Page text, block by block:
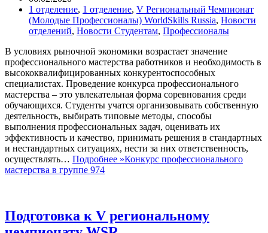
1 отделение, 1 отделение, V Региональный Чемпионат
(Молодые Профессионалы) WorldSkills Russia, Новости
отделений, Новости Студентам, Профессионалы
В условиях рыночной экономики возрастает значение
профессионального мастерства работников и необходимость в
высококвалифицированных конкурентоспособных
специалистах. Проведение конкурса профессионального
мастерства – это увлекательная форма соревнования среди
обучающихся. Студенты учатся организовывать собственную
деятельность, выбирать типовые методы, способы
выполнения профессиональных задач, оценивать их
эффективность и качество, принимать решения в стандартных
и нестандартных ситуациях, нести за них ответственность,
осуществлять… Подробнее »Конкурс профессионального
мастерства в группе 974
Подготовка к V региональному